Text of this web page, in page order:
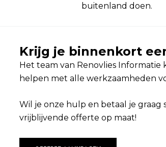
buitenland doen.
Krijg je binnenkort
Het team van Renovlies Informatie
helpen met alle werkzaamheden
Wil je onze hulp en betaal je graag
vrijblijvende offerte op maat!